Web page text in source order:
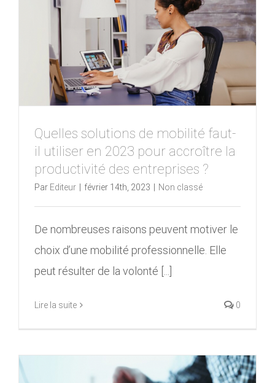
Quelles solutions de mobilité faut-
il utiliser en 2023 pour accroître la
productivité des entreprises ?
Par Editeur février 14th, 2023 Non classé
De nombreuses raisons peuvent motiver le
choix d’une mobilité professionnelle. Elle
peut résulter de la volonté [...]
Lire la suite 0